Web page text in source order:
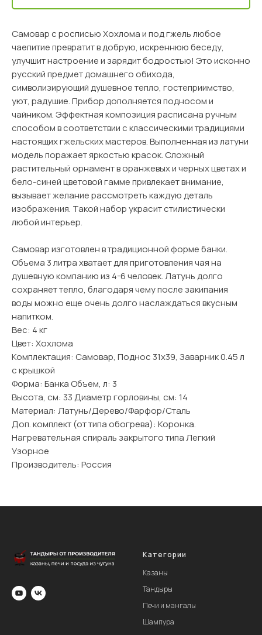
Самовар с росписью Хохлома и под гжель любое
чаепитие превратит в добрую, искреннюю беседу,
улучшит настроение и зарядит бодростью! Это исконно
русский предмет домашнего обихода,
символизирующий душевное тепло, гостеприимство,
уют, радушие. Прибор дополняется подносом и
чайником. Эффектная композиция расписана ручным
способом в соответствии с классическими традициями
настоящих гжельских мастеров. Выполненная из латуни
модель поражает яркостью красок. Сложный
растительный орнамент в оранжевых и черных цветах и
бело-синей цветовой гамме привлекает внимание,
вызывает желание рассмотреть каждую деталь
изображения. Такой набор украсит стилистически
любой интерьер.
Самовар изготовлен в традиционной форме банки.
Объема 3 литра хватает для приготовления чая на
душевную компанию из 4-6 человек. Латунь долго
сохраняет тепло, благодаря чему после закипания
воды можно еще очень долго наслаждаться вкусным
напитком.
Вес: 4 кг
Цвет: Хохлома
Комплектация: Самовар, Поднос 31х39, Заварник 0.45 л
с крышкой
Форма: Банка Объем, л: 3
Высота, см: 33 Диаметр горловины, см: 14
Материал: Латунь/Дерево/Фарфор/Сталь
Доп. комплект (от типа обогрева): Коронка.
Нагревательная спираль закрытого типа Легкий
Узорное
Производитель: Россия
Категории
Казаны
Тандыры
Печи и мангалы
Шампура